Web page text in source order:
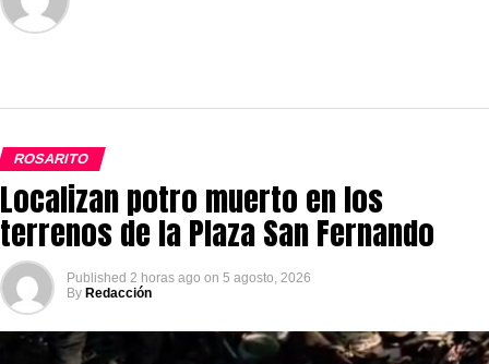
ROSARITO
Localizan potro muerto en los
terrenos de la Plaza San Fernando
Published 2 horas ago on 5 agosto, 2026
By Redacción